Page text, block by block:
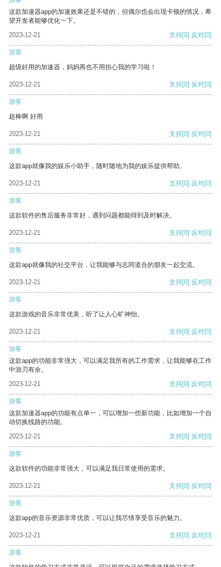
这款加速器app的加速效果还是不错的，但偶尔也会出现卡顿的情况，希
望开发者能够优化一下。
2023-12-21
支持[0] 反对[0]
游客
超级好用的加速器，妈妈再也不用担心我的学习啦！
2023-12-21 支持[0] 反对[0]
游客
超棒啊 好用
2023-12-21 支持[0] 反对[0]
游客
这款app就像我的娱乐小助手，随时随地为我的娱乐提供帮助。
2023-12-21 支持[0] 反对[0]
游客
这款软件的售后服务非常好，遇到问题都能得到及时解决。
2023-12-21 支持[0] 反对[0]
游客
这款app就像我的社交平台，让我能够与志同道合的朋友一起交流。
2023-12-21 支持[0] 反对[0]
游客
这款游戏的音乐非常优美，听了让人心旷神怡。
2023-12-21 支持[0] 反对[0]
游客
这款app的功能非常强大，可以满足我所有的工作需求，让我能够在工作
中游刃有余。
2023-12-21
支持[0] 反对[0]
游客
这款加速器app的功能有点单一，可以增加一些新功能，比如增加一个自
动切换线路的功能。
2023-12-21
支持[0] 反对[0]
游客
这款软件的功能非常强大，可以满足我日常使用的需求。
2023-12-21 支持[0] 反对[0]
游客
这款app的音乐资源非常优质，可以让我尽情享受音乐的魅力。
2023-12-21 支持[0] 反对[0]
游客